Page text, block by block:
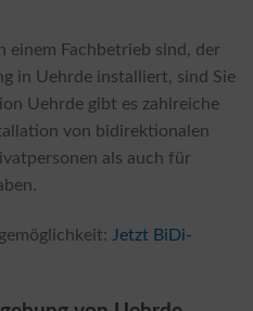
einem Fachbetrieb sind, der
in Uehrde installiert, sind Sie
Uehrde gibt es zahlreiche
von bidirektionalen
als auch für
Jetzt BiDi-